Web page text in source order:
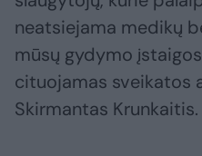
neatsiejama medikų
mūsų gydymo
cituojamas sveikatos
Skirmantas Krunkaitis.